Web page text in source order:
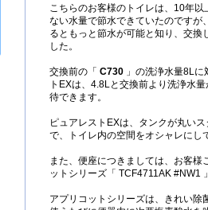
こちらのお客様のトイレは、10年
ない水量で節水できていたのですが
るともっと節水が可能と知り、交換
した。
交換前の「 C730 」の洗浄水量8L
トEXは、4.8Lと交換前より洗浄水
待できます。
ピュアレストEXは、タンクが丸い
で、トイレ内の空間をオシャレにし
また、便座につきましては、お客様
ットシリーズ「 TCF4711AK #NW1
アプリコットシリーズは、きれい除